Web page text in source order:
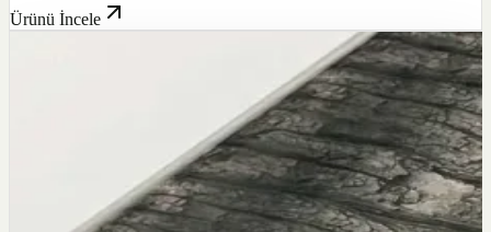
Ürünü İncele